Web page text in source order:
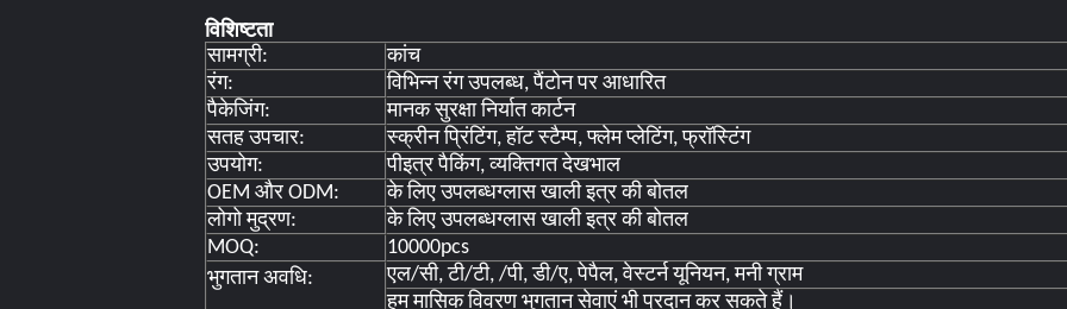
विशिष्टता
सामग्री:
कांच
रंग:
विभिन्न रंग उपलब्ध, पैंटोन पर आधारित
पैकेजिंग:
मानक सुरक्षा निर्यात कार्टन
सतह उपचार:
स्क्रीन प्रिंटिंग, हॉट स्टैम्प, फ्लेम प्लेटिंग, फ्रॉस्टिंग
उपयोग:
पीइत्र पैकिंग, व्यक्तिगत देखभाल
OEM और ODM:
के लिए उपलब्धग्लास खाली इत्र की बोतल
लोगो मुद्रण:
के लिए उपलब्धग्लास खाली इत्र की बोतल
MOQ:
10000pcs
भुगतान अवधि:
एल/सी, टी/टी, /पी, डी/ए, पेपैल, वेस्टर्न यूनियन, मनी ग्राम
हम मासिक विवरण भुगतान सेवाएं भी प्रदान कर सकते हैं।